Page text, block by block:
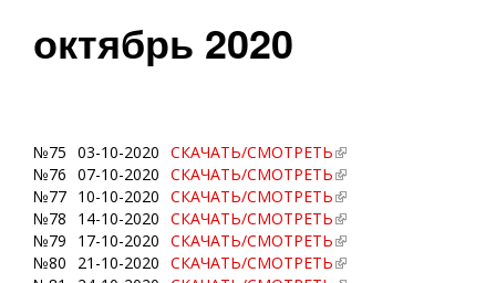
октябрь 2020
№75 03-10-2020 СКАЧАТЬ/СМОТРЕТЬ
№76 07-10-2020 СКАЧАТЬ/СМОТРЕТЬ
№77 10-10-2020 СКАЧАТЬ/СМОТРЕТЬ
№78
14-10-2020 СКАЧАТЬ/СМОТРЕТЬ
№79
17-10-2020 СКАЧАТЬ/СМОТРЕТЬ
№80
21-10-2020 СКАЧАТЬ/СМОТРЕТЬ